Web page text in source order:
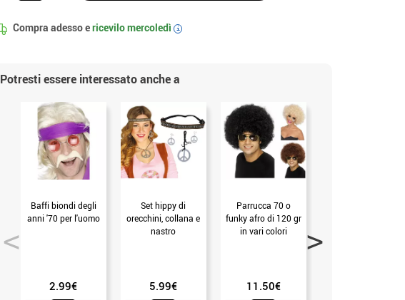
Compra adesso ericevilomercoledì i
Potresti essere interessato anche a
Baffi biondi degli
anni '70 per l'uomo
2.99€
Set hippy di
orecchini, collana e
nastro
5.99€
Parrucca 70 o
funky afro di 120 gr
in vari colori
11.50€